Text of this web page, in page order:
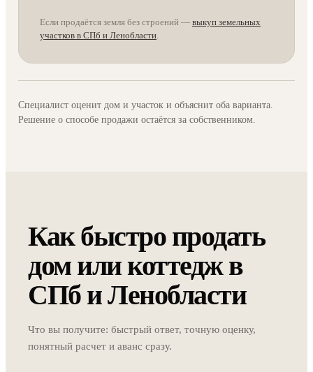
Если продаётся земля без строений — выкуп земельных
участков в СПб и Ленобласти.
Специалист оценит дом и участок и объяснит оба варианта.
Решение о способе продажи остаётся за собственником.
Как быстро продать
дом или коттедж в
СПб и Ленобласти
Что вы получите: быстрый ответ, точную оценку,
понятный расчет и аванс сразу.